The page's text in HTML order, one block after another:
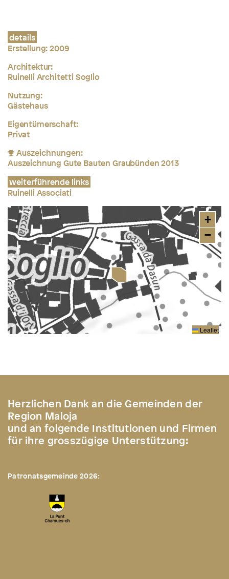
details
Erstellung: 2009
Architektur:
Ruinelli Architetti Soglio
Nutzung:
Gästehaus
Eigentümerschaft:
Privat
Auszeichnungen:
Auszeichnung Gute Bauten Graubünden 2013
weiterführende links
Ruinelli Associati
+
−
Leaflet
Herzlichen Dank an die Gemeinden der
Region Maloja
und an folgende Institutionen und Firmen
für ihre grosszügige Unterstützung:
Patronatsgemeinde 2026: